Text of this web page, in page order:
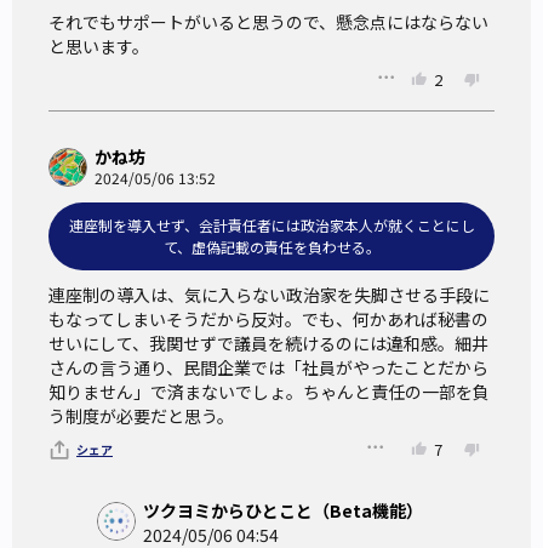
それでもサポートがいると思うので、懸念点にはならない
と思います。
2
かね坊
2024/05/06 13:52
連座制を導入せず、会計責任者には政治家本人が就くことにし
て、虚偽記載の責任を負わせる。
連座制の導入は、気に入らない政治家を失脚させる手段に
もなってしまいそうだから反対。でも、何かあれば秘書の
せいにして、我関せずで議員を続けるのには違和感。細井
さんの言う通り、民間企業では「社員がやったことだから
知りません」で済まないでしょ。ちゃんと責任の一部を負
う制度が必要だと思う。
シェア 7
ツクヨミからひとこと（Beta機能）
2024/05/06 04:54